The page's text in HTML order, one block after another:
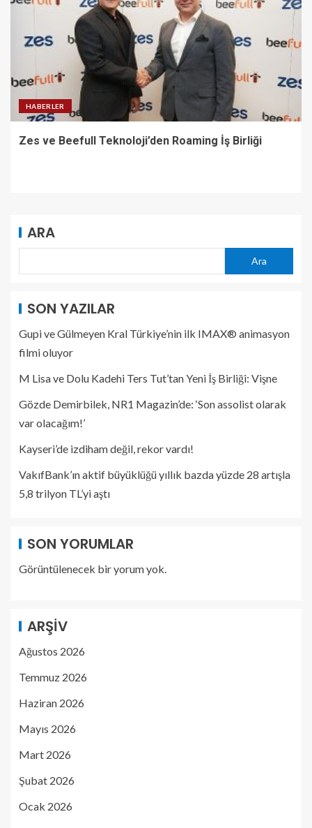
HABERLER
Zes ve Beefull Teknoloji’den Roaming İş Birliği
ARA
Ara
SON YAZILAR
Gupi ve Gülmeyen Kral Türkiye’nin ilk IMAX® animasyon
filmi oluyor
M Lisa ve Dolu Kadehi Ters Tut’tan Yeni İş Birliği: Vişne
Gözde Demirbilek, NR1 Magazin’de: ‘Son assolist olarak
var olacağım!’
Kayseri’de izdiham değil, rekor vardı!
VakıfBank’ın aktif büyüklüğü yıllık bazda yüzde 28 artışla
5,8 trilyon TL’yi aştı
SON YORUMLAR
Görüntülenecek bir yorum yok.
ARŞIV
Ağustos 2026
Temmuz 2026
Haziran 2026
Mayıs 2026
Mart 2026
Şubat 2026
Ocak 2026